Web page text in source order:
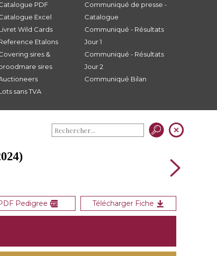
PDF
Excel
Wild Cards
Etalons
sires &
sires
sans TVA
Communiqué de presse -
Catalogue
Communiqué - Résultats
Jour 1
Communiqué - Résultats
Jour 2
Communiqué Bilan
Pedigree Télécharger Fiche